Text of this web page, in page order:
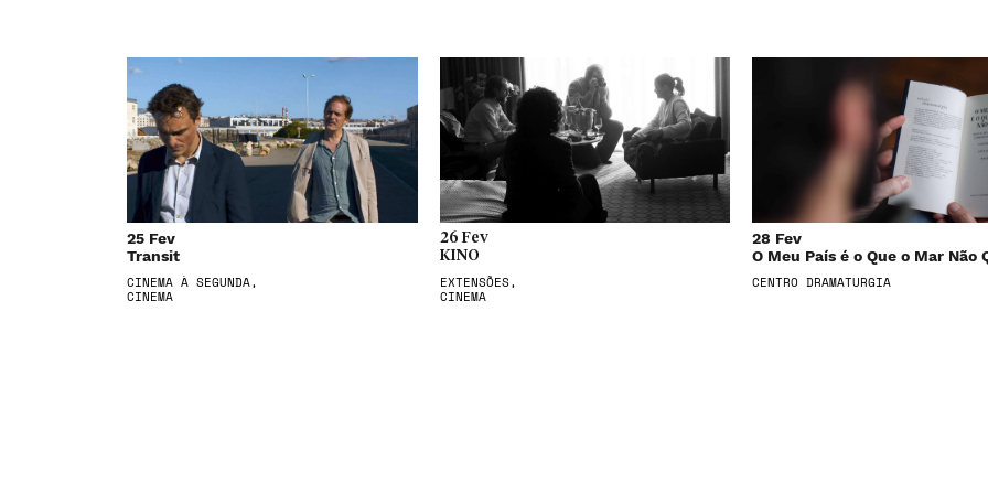
25 Fev
Transit
CINEMA À SEGUNDA,
CINEMA
26 Fev
KINO
EXTENSÕES,
CINEMA
28 Fev
O Meu País é o Que o Mar Não
CENTRO DRAMATURGIA